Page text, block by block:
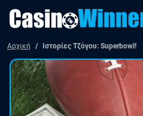
Αρχική Ιστορίες Τζόγου: Superbowl!